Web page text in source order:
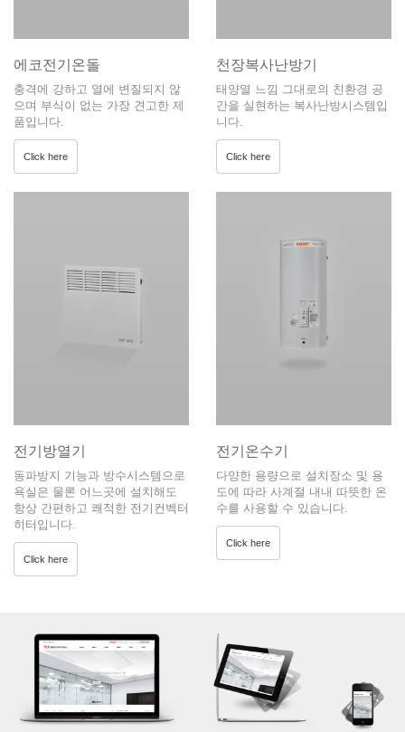
에코전기온돌
충격에 강하고 열에 변질되지 않
으며 부식이 없는 가장 견고한 제
품입니다.
Click here
천장복사난방기
태양열 느낌 그대로의 친환경 공
간을 실현하는 복사난방시스템입
니다.
Click here
전기방열기
동파방지 기능과 방수시스템으로
욕실은 물론 어느곳에 설치해도
항상 간편하고 쾌적한 전기컨벡터
히터입니다.
Click here
전기온수기
다양한 용량으로 설치장소 및 용
도에 따라 사계절 내내 따뜻한 온
수를 사용할 수 있습니다.
Click here